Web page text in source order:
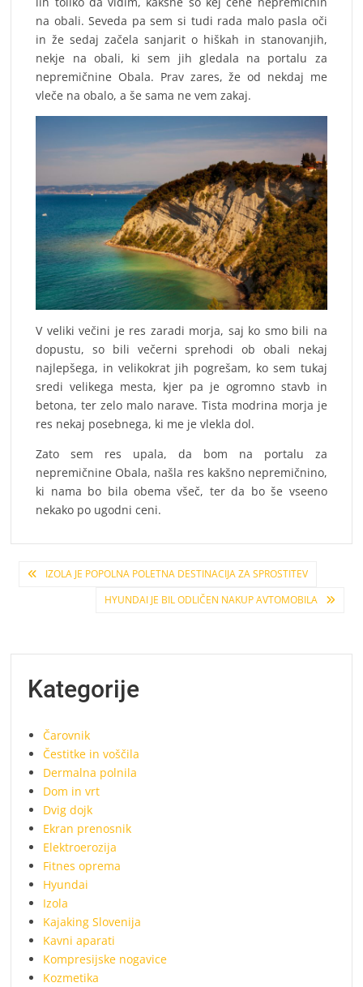
na obali. Seveda pa sem si tudi rada malo pasla oči
in že sedaj začela sanjarit o hiškah in stanovanjih,
nekje na obali, ki sem jih gledala na portalu za
nepremičnine Obala. Prav zares, že od nekdaj me
vleče na obalo, a še sama ne vem zakaj.
V veliki večini je res zaradi morja, saj ko smo bili na
dopustu, so bili večerni sprehodi ob obali nekaj
najlepšega, in velikokrat jih pogrešam, ko sem tukaj
sredi velikega mesta, kjer pa je ogromno stavb in
betona, ter zelo malo narave. Tista modrina morja je
res nekaj posebnega, ki me je vlekla dol.
Zato sem res upala, da bom na portalu za
nepremičnine Obala, našla res kakšno nepremičnino,
ki nama bo bila obema všeč, ter da bo še vseeno
nekako po ugodni ceni.
Navigacija
IZOLA JE POPOLNA POLETNA DESTINACIJA ZA SPROSTITEV
HYUNDAI JE BIL ODLIČEN NAKUP AVTOMOBILA
Kategorije
Čarovnik
Čestitke in voščila
Dermalna polnila
Dom in vrt
Dvig dojk
Ekran prenosnik
Elektroerozija
Fitnes oprema
Hyundai
Izola
Kajaking Slovenija
Kavni aparati
Kompresijske nogavice
Kozmetika